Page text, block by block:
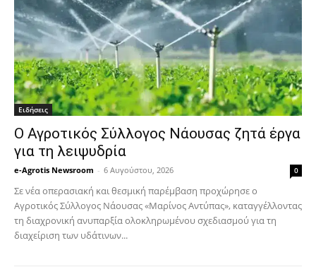
Ειδήσεις
Ο Αγροτικός Σύλλογος Νάουσας ζητά έργα
για τη λειψυδρία
e-Agrotis Newsroom - 6 Αυγούστου, 2026 0
Σε νέα οπερασιακή και θεσμική παρέμβαση προχώρησε ο
Αγροτικός Σύλλογος Νάουσας «Μαρίνος Αντύπας», καταγγέλλοντας
τη διαχρονική ανυπαρξία ολοκληρωμένου σχεδιασμού για τη
διαχείριση των υδάτινων...